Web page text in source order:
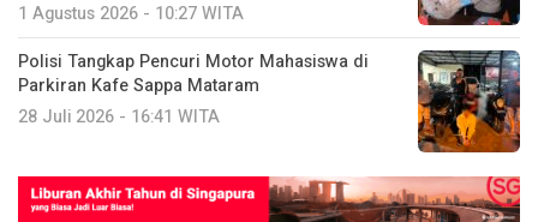
1 Agustus 2026 - 10:27 WITA
Polisi Tangkap Pencuri Motor Mahasiswa di
Parkiran Kafe Sappa Mataram
28 Juli 2026 - 16:41 WITA